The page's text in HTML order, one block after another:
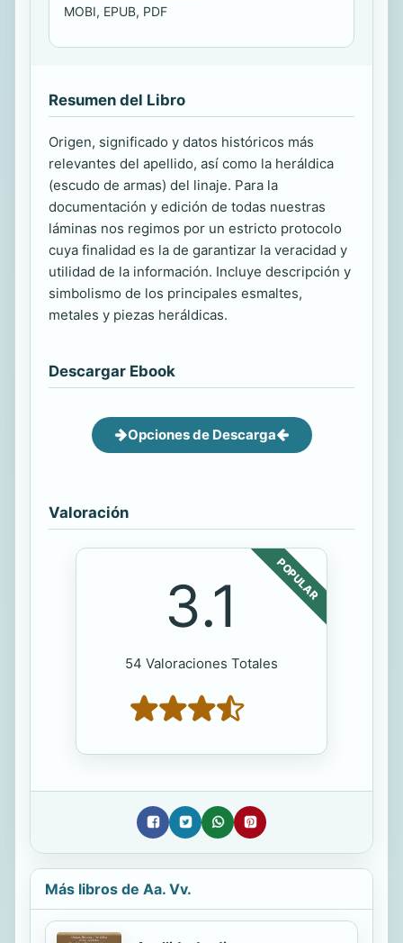
MOBI, EPUB, PDF
Resumen del Libro
Origen, significado y datos históricos más
relevantes del apellido, así como la heráldica
(escudo de armas) del linaje. Para la
documentación y edición de todas nuestras
láminas nos regimos por un estricto protocolo
cuya finalidad es la de garantizar la veracidad y
utilidad de la información. Incluye descripción y
simbolismo de los principales esmaltes,
metales y piezas heráldicas.
Descargar Ebook
Opciones de Descarga
Valoración
POPULAR
3.1
54 Valoraciones Totales
Más libros de Aa. Vv.